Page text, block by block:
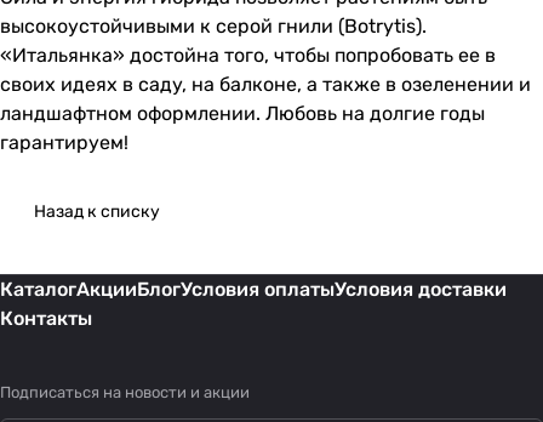
высокоустойчивыми к серой гнили (Botrytis).
«Итальянка» достойна того, чтобы попробовать ее в
своих идеях в саду, на балконе, а также в озеленении и
ландшафтном оформлении. Любовь на долгие годы
гарантируем!
Назад к списку
КаталогАкцииБлогУсловия оплатыУсловия доставки
Контакты
Подписаться на новости и акции